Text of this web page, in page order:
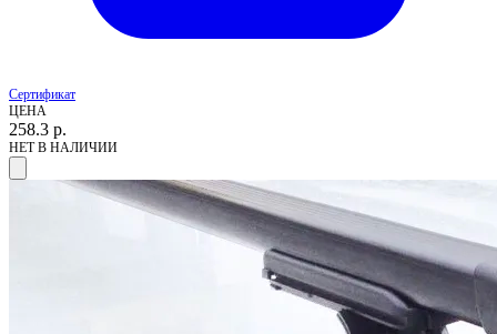
Сертификат
ЦЕНА
258.3 р.
НЕТ В НАЛИЧИИ